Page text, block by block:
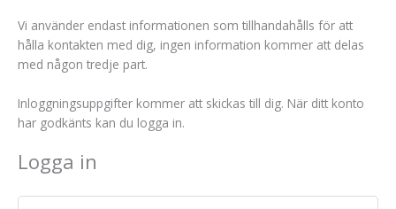
Vi använder endast informationen som tillhandahålls för att
hålla kontakten med dig, ingen information kommer att delas
med någon tredje part.
Inloggningsuppgifter kommer att skickas till dig. När ditt konto
har godkänts kan du logga in.
Logga in